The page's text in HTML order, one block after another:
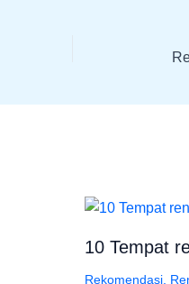
10 Tempat
Rekomendasi,